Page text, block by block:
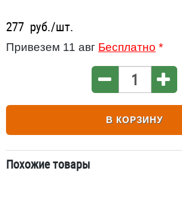
277 руб./шт.
Привезем 11 авг Бесплатно *
В КОРЗИНУ
Похожие товары